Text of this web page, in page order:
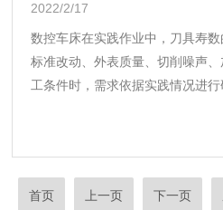
2022/2/17
数控车床在实践作业中，刀具寿
标准改动、外表质量、切削噪声
工条件时，需求依据实践情况进行
首页 上一页 下一页